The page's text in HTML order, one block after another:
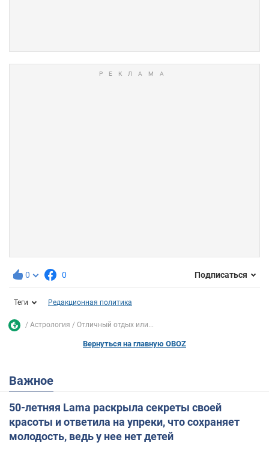
0 0 Подписаться
Теги Редакционная политика
Астрология Отличный отдых или...
Вернуться на главную OBOZ
Важное
50-летняя Lama раскрыла секреты своей
красоты и ответила на упреки, что сохраняет
молодость, ведь у нее нет детей